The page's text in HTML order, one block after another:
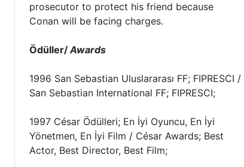
prosecutor to protect his friend because
Conan will be facing charges.
Ödüller/Awards
1996 San Sebastian Uluslararası FF; FIPRESCI /
San Sebastian International FF; FIPRESCI;
1997 César Ödülleri; En İyi Oyuncu, En İyi
Yönetmen, En İyi Film / César Awards; Best
Actor, Best Director, Best Film;